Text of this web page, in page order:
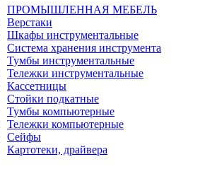
ПРОМЫШЛЕННАЯ МЕБЕЛЬ
Верстаки
Шкафы инструментальные
Система хранения инструмента
Тумбы инструментальные
Тележки инструментальные
Кассетницы
Стойки подкатные
Тумбы компьютерные
Тележки компьютерные
Сейфы
Картотеки, драйвера